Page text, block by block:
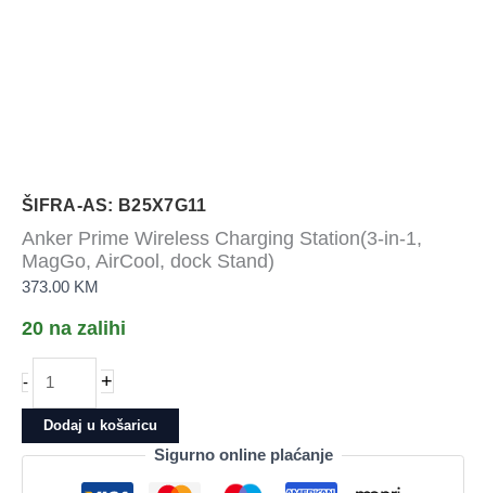
ŠIFRA-AS: B25X7G11
Anker Prime Wireless Charging Station(3-in-1,
MagGo, AirCool, dock Stand)
373.00 KM
20 na zalihi
-
Prime
Wireless
Charging
+
Dodaj u košaricu
Sigurno online plaćanje